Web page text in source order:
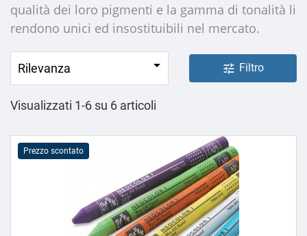
qualità dei loro pigmenti e la gamma di tonalità li
rendono unici ed insostituibili nel mercato.
Rilevanza  tune Filtro
Visualizzati 1-6 su 6 articoli
Prezzo scontato